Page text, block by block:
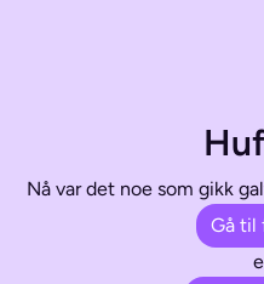
Nå var det noe som gikk
Gå til